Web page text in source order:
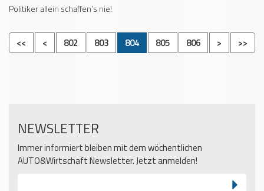
Politiker allein schaffen’s nie!
<< < 802 803 804 805 806 > >>
NEWSLETTER
Immer informiert bleiben mit dem wöchentlichen
AUTO&Wirtschaft Newsletter. Jetzt anmelden!